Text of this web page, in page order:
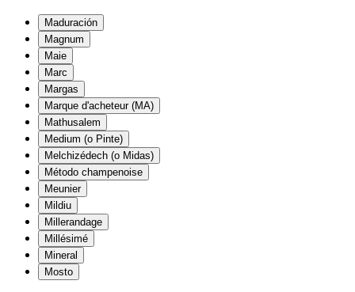
Maduración
Magnum
Maie
Marc
Margas
Marque d'acheteur (MA)
Mathusalem
Medium (o Pinte)
Melchizédech (o Midas)
Método champenoise
Meunier
Mildiu
Millerandage
Millésimé
Mineral
Mosto